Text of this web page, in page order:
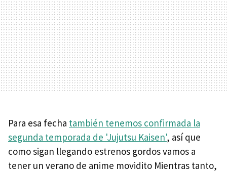
Para esa fecha también tenemos confirmada la
segunda temporada de 'Jujutsu Kaisen', así que
como sigan llegando estrenos gordos vamos a
tener un verano de anime movidito Mientras tanto,